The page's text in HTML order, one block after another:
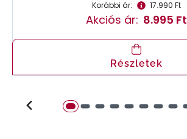
Korábbi ár: 17.990 Ft
Akciós ár: 8.995 Ft
Részletek